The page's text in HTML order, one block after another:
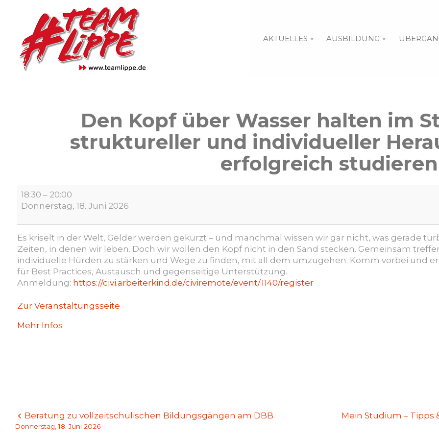
AKTUELLES AUSBILDUNG
Den Kopf über Wasser halten im
struktureller und individueller
erfolgreich studieren
Den
Kopf
Wasser
halten
im
Studium
–
trotz
und
Herausforderungen
18:30 – 20:00
Donnerstag, 18. Juni 2026
Es kriselt in der Welt, Gelder werden gekürzt – und manchmal wissen wir gar nicht, was gerade
Zeiten, in denen wir leben. Doch wir wollen den Kopf nicht in den Sand stecken. Gemeinsam
individuelle Hürden zu stärken und Wege zu finden, mit all dem umzugehen. Komm vorbei und
für Best Practices, Austausch und gegenseitige Unterstützung.
Anmeldung: https://civi.arbeiterkind.de/civiremote/event/1140/register
Zur Veranstaltungsseite
Mehr Infos
Beitragsnavigation
Beratung zu vollzeitschulischen Bildungsgängen am DBB
Donnerstag, 18. Juni 2026
Mein Studium – Tipps